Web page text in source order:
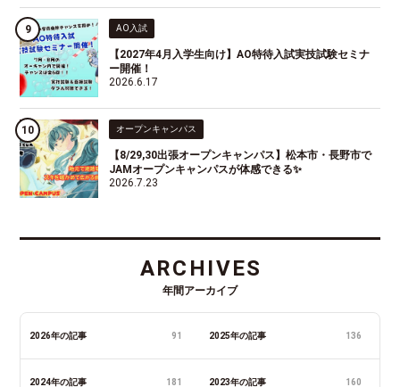
AO入試
【2027年4月入学生向け】AO特待入試実技試験セミナ
ー開催！
2026.6.17
オープンキャンパス
【8/29,30出張オープンキャンパス】松本市・長野市で
JAMオープンキャンパスが体感できる✨
2026.7.23
ARCHIVES
年間アーカイブ
2026年の記事 91 2025年の記事 136
2024年の記事 181 2023年の記事 160